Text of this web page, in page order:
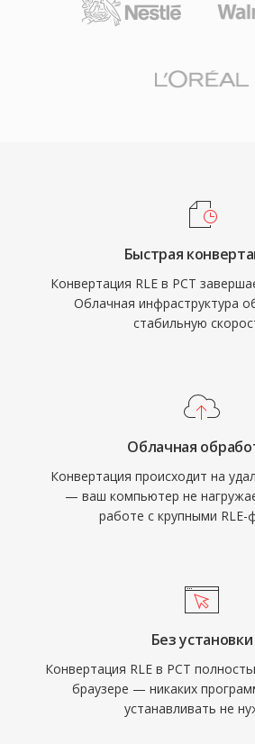
Быстрая
Конвертация RLE в PCT
Облачная инфраструктура
стабильную
Облачная
Конвертация происходит на
— ваш компьютер не
работе с крупными RLE-
Без установки
Конвертация RLE в PCT
браузере — никаких
устанавливать не